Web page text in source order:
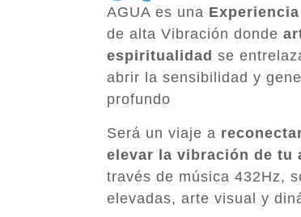
AGUA es una Ex
de alta Vibración donde
espiritualidad se
abrir la sensibilidad y
profundo
Será un viaje a
elevar la vibración de tu
través de música 432Hz,
elevadas, arte visual y